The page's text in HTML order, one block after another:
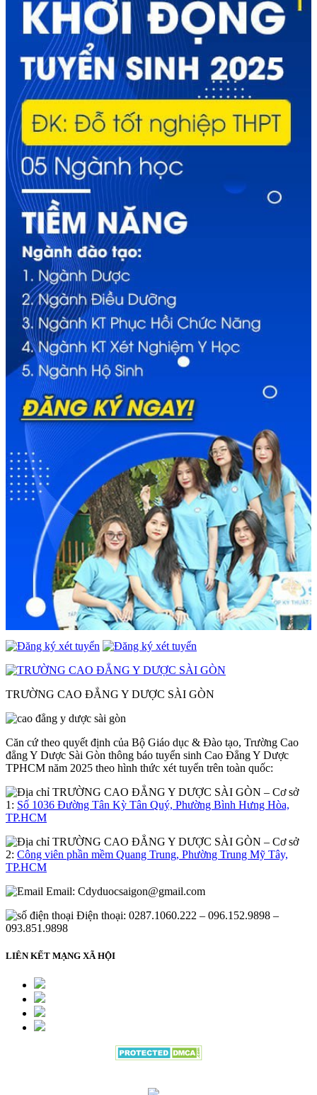
TRƯỜNG CAO ĐẲNG Y DƯỢC SÀI GÒN
Căn cứ theo quyết định của Bộ Giáo dục & Đào tạo, Trường Cao
đẳng Y Dược Sài Gòn thông báo tuyển sinh Cao Đẳng Y Dược
TPHCM năm 2025 theo hình thức xét tuyển trên toàn quốc:
– Cơ sở
1: Số 1036 Đường Tân Kỳ Tân Quý, Phường Bình Hưng Hòa,
TP.HCM
– Cơ sở
2: Công viên phần mềm Quang Trung, Phường Trung Mỹ Tây,
TP.HCM
Email: Cdyduocsaigon@gmail.com
Điện thoại: 0287.1060.222 – 096.152.9898 –
093.851.9898
LIÊN KẾT MẠNG XÃ HỘI